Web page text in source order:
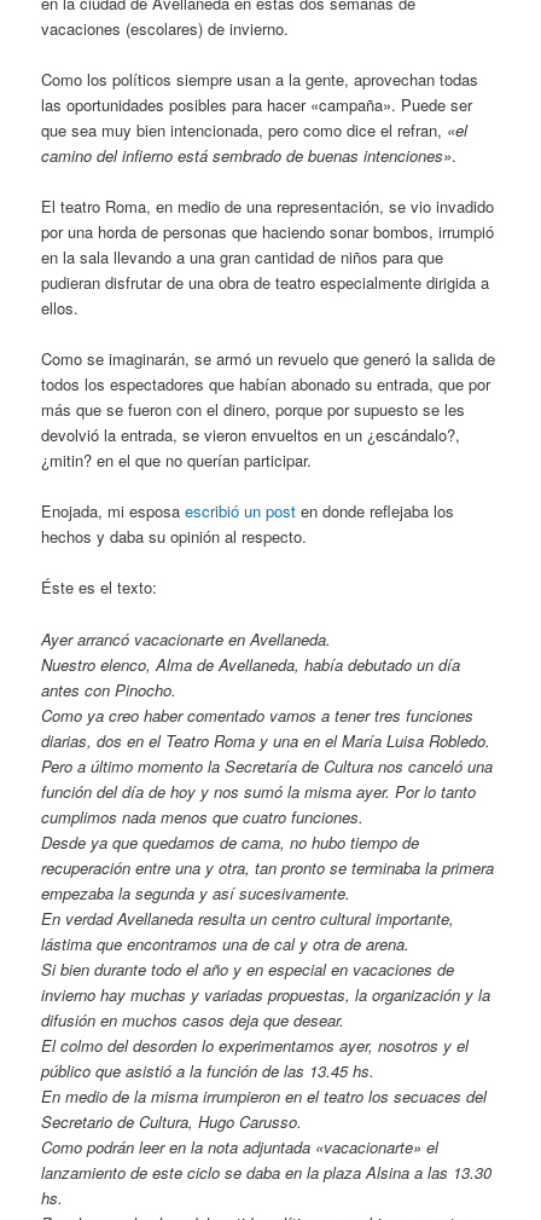
vacaciones (escolares) de invierno.
Como los políticos siempre usan a la gente, aprovechan todas
las oportunidades posibles para hacer «campaña». Puede ser
que sea muy bien intencionada, pero como dice el refran, «el
camino del infierno está sembrado de buenas intenciones».
El teatro Roma, en medio de una representación, se vio invadido
por una horda de personas que haciendo sonar bombos, irrumpió
en la sala llevando a una gran cantidad de niños para que
pudieran disfrutar de una obra de teatro especialmente dirigida a
ellos.
Como se imaginarán, se armó un revuelo que generó la salida de
todos los espectadores que habían abonado su entrada, que por
más que se fueron con el dinero, porque por supuesto se les
devolvió la entrada, se vieron envueltos en un ¿escándalo?,
¿mitin? en el que no querían participar.
Enojada, mi esposaescribió un post en donde reflejaba los
hechos y daba su opinión al respecto.
Éste es el texto:
Ayer arrancó vacacionarte en Avellaneda.
Nuestro elenco, Alma de Avellaneda, había debutado un día
antes con Pinocho.
Como ya creo haber comentado vamos a tener tres funciones
diarias, dos en el Teatro Roma y una en el María Luisa Robledo.
Pero a último momento la Secretaría de Cultura nos canceló una
función del día de hoy y nos sumó la misma ayer. Por lo tanto
cumplimos nada menos que cuatro funciones.
Desde ya que quedamos de cama, no hubo tiempo de
recuperación entre una y otra, tan pronto se terminaba la primera
empezaba la segunda y así sucesivamente.
En verdad Avellaneda resulta un centro cultural importante,
lástima que encontramos una de cal y otra de arena.
Si bien durante todo el año y en especial en vacaciones de
invierno hay muchas y variadas propuestas, la organización y la
difusión en muchos casos deja que desear.
El colmo del desorden lo experimentamos ayer, nosotros y el
público que asistió a la función de las 13.45 hs.
En medio de la misma irrumpieron en el teatro los secuaces del
Secretario de Cultura, Hugo Carusso.
Como podrán leer en la nota adjuntada «vacacionarte» el
lanzamiento de este ciclo se daba en la plaza Alsina a las 13.30
hs.